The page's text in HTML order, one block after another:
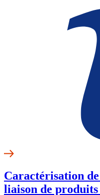
Caractérisation
liaison de